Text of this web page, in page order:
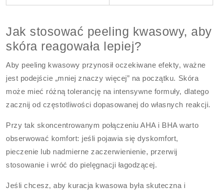
Jak stosować peeling kwasowy, aby
skóra reagowała lepiej?
Aby peeling kwasowy przynosił oczekiwane efekty, ważne
jest podejście „mniej znaczy więcej” na początku. Skóra
może mieć różną tolerancję na intensywne formuły, dlatego
zacznij od częstotliwości dopasowanej do własnych reakcji.
Przy tak skoncentrowanym połączeniu AHA i BHA warto
obserwować komfort: jeśli pojawia się dyskomfort,
pieczenie lub nadmierne zaczerwienienie, przerwij
stosowanie i wróć do pielęgnacji łagodzącej.
Jeśli chcesz, aby kuracja kwasowa była skuteczna i